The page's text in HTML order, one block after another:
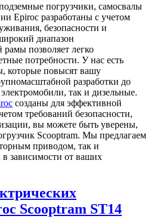
погрузчики, самосвалы
Epiroc разработаны с учетом
безопасности и
диапазон
рамы позволяет легко
потребности. У нас есть
повысят вашу
разработки до
так и дизельные.
созданы для эффективной
требований безопасности,
вы можете быть уверены,
Scooptram. Мы предлагаем
приводом, так и
в зависимости от ваших
Scooptram ST14